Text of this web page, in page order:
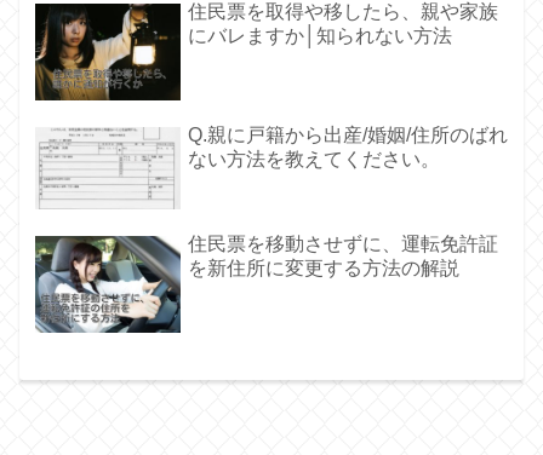
住民票を取得や移したら、親や家族
にバレますか│知られない方法
Q.親に戸籍から出産/婚姻/住所のばれ
ない方法を教えてください。
住民票を移動させずに、運転免許証
を新住所に変更する方法の解説